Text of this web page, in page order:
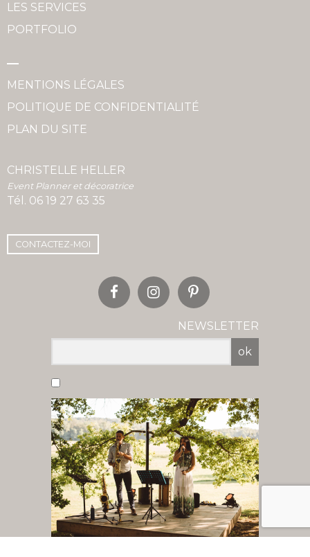
LES SERVICES
PORTFOLIO
MENTIONS LÉGALES
POLITIQUE DE CONFIDENTIALITÉ
PLAN DU SITE
CHRISTELLE HELLER
Event Planner et décoratrice
Tél. 06 19 27 63 35
CONTACTEZ-MOI
NEWSLETTER
ok